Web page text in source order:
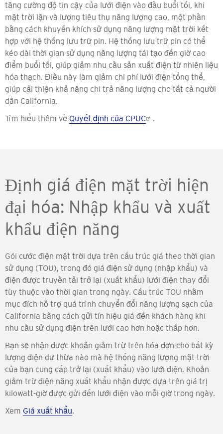
tăng cường độ tin cậy của lưới điện vào đầu buổi tối, khi
mặt trời lặn và lượng tiêu thụ năng lượng cao, một phần
bằng cách khuyến khích sử dụng năng lượng mặt trời kết
hợp với hệ thống lưu trữ pin. Hệ thống lưu trữ pin có thể
kéo dài thời gian sử dụng năng lượng tái tạo đến giờ cao
điểm buổi tối, giúp giảm nhu cầu sản xuất điện từ nhiên liệu
hóa thạch. Điều này làm giảm chi phí lưới điện tổng thể,
giúp cải thiện khả năng chi trả năng lượng cho tất cả người
dân California.
Tìm hiểu thêm về Quyết định của CPUC .
Định giá điện mặt trời hiện
đại hóa: Nhập khẩu và xuất
khẩu điện năng
Gói cước điện mặt trời dựa trên cấu trúc giá theo thời gian
sử dụng (TOU), trong đó giá điện sử dụng (nhập khẩu) và
điện được truyền tải trở lại (xuất khẩu) lưới điện thay đổi
tùy thuộc vào thời gian trong ngày. Cấu trúc TOU nhằm
mục đích hỗ trợ quá trình chuyển đổi năng lượng sạch của
California bằng cách gửi tín hiệu giá đến khách hàng khi
nhu cầu sử dụng điện trên lưới cao hơn hoặc thấp hơn.
Bạn sẽ nhận được khoản giảm trừ trên hóa đơn cho bất kỳ
lượng điện dư thừa nào mà hệ thống năng lượng mặt trời
của bạn cung cấp trở lại (xuất khẩu) vào lưới điện. Khoản
giảm trừ điện năng xuất khẩu nhận được dựa trên giá trị
kilowatt-giờ được gửi đến lưới điện vào mỗi giờ trong ngày.
Xem Giá xuất khẩu.